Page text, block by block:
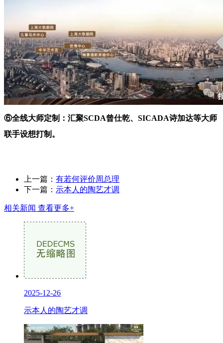
⑥全线大师定制：汇聚SCDA曾仕乾、SICADA诗加达等大师
联手设想打制。
上一篇： 有若何评价周总理
下一篇： 示本人的陶艺才调
相关新闻 查看更多+
2025-12-26
示本人的陶艺才调